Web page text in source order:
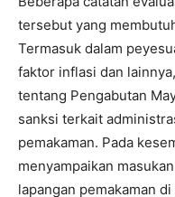
tersebut yang
Termasuk dalam
faktor inflasi dan
tentang Pengabutan
sanksi terkait
pemakaman. Pada
menyampaikan
lapangan pemakaman